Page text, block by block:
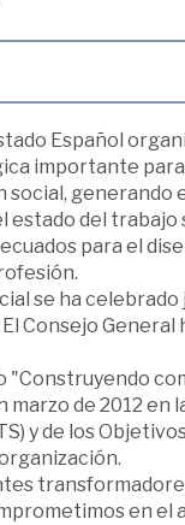
Español
importante
generando
del trabajo
para el
se ha
Consejo
de 2012 en
y de los
en el